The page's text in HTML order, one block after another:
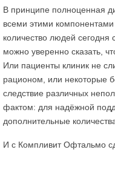
В принципе полноценная
всеми этими
количество людей сегодня
можно уверенно сказать,
Или пациенты клиник не
рационом, или некоторые
следствие различных
фактом: для надёжной
дополнительные
И с Компливит Офтальмо